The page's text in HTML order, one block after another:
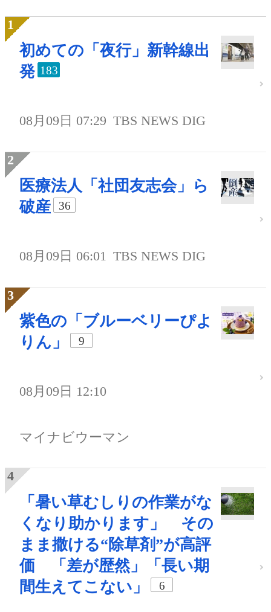
初めての「夜行」新幹線出
発 183
08月09日 07:29 TBS NEWS DIG
医療法人「社団友志会」ら
破産
36
08月09日 06:01 TBS NEWS DIG
紫色の「ブルーベリーぴよ
りん」
9
08月09日 12:10
マイナビウーマン
「暑い草むしりの作業がな
くなり助かります」 その
まま撒ける“除草剤”が高評
価 「差が歴然」「長い期
間生えてこない」
6